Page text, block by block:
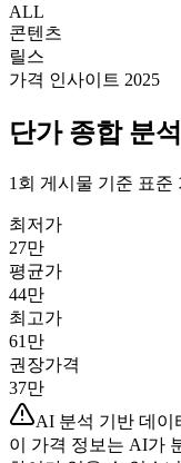
ALL
콘텐츠
릴스
가격 인사이트 2025
단가종합 분석
1회 게시물 기준 표준
최저가
27만
평균가
44만
최고가
61만
권장가격
37만
AI 분석 기반 데이
이 가격 정보는 AI가